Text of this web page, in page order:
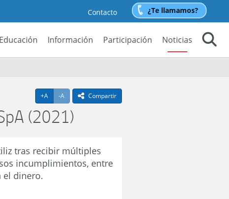
Contacto ¿Te llamamos?
Educación Información Participación
Noticias
+A Agrandar texto
-A Achicar textoicono compartir
Compartir
(2021)
tras recibir múltiples
incumplimientos, entre
el dinero.